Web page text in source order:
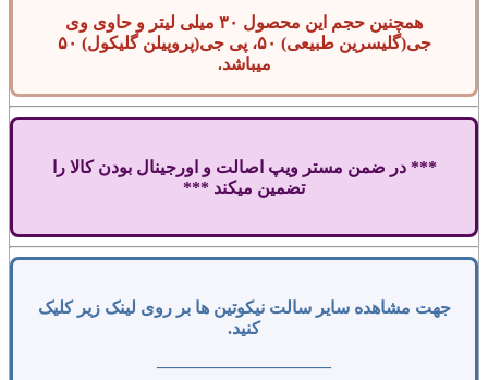
همچنین حجم این محصول ۳۰ میلی لیتر و حاوی وی
جی(گلیسرین طبیعی) ۵۰، پی جی(پروپیلن گلیکول) ۵۰
میباشد.
*** در ضمن مستر ویپ اصالت و اورجینال بودن کالا را
تضمین میکند ***
جهت مشاهده سایر سالت نیکوتین ها بر روی لینک زیر کلیک
کنید.
——————————